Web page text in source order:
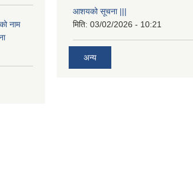
नाम
आशयको सूचना |||
मिति: 03/02/2026 - 10:21
अन्य